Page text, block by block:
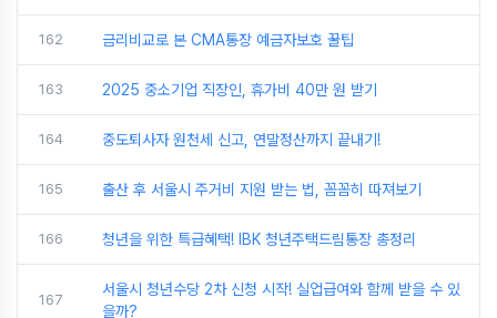
162 금리비교로 본 CMA통장 예금자보호 꿀팁
163 2025 중소기업 직장인, 휴가비 40만 원 받기
164 중도퇴사자 원천세 신고, 연말정산까지 끝내기!
165 출산 후 서울시 주거비 지원 받는 법, 꼼꼼히 따져보기
166 청년을 위한 특급혜택! IBK 청년주택드림통장 총정리
167
서울시 청년수당 2차 신청 시작! 실업급여와 함께 받을 수 있
을까?